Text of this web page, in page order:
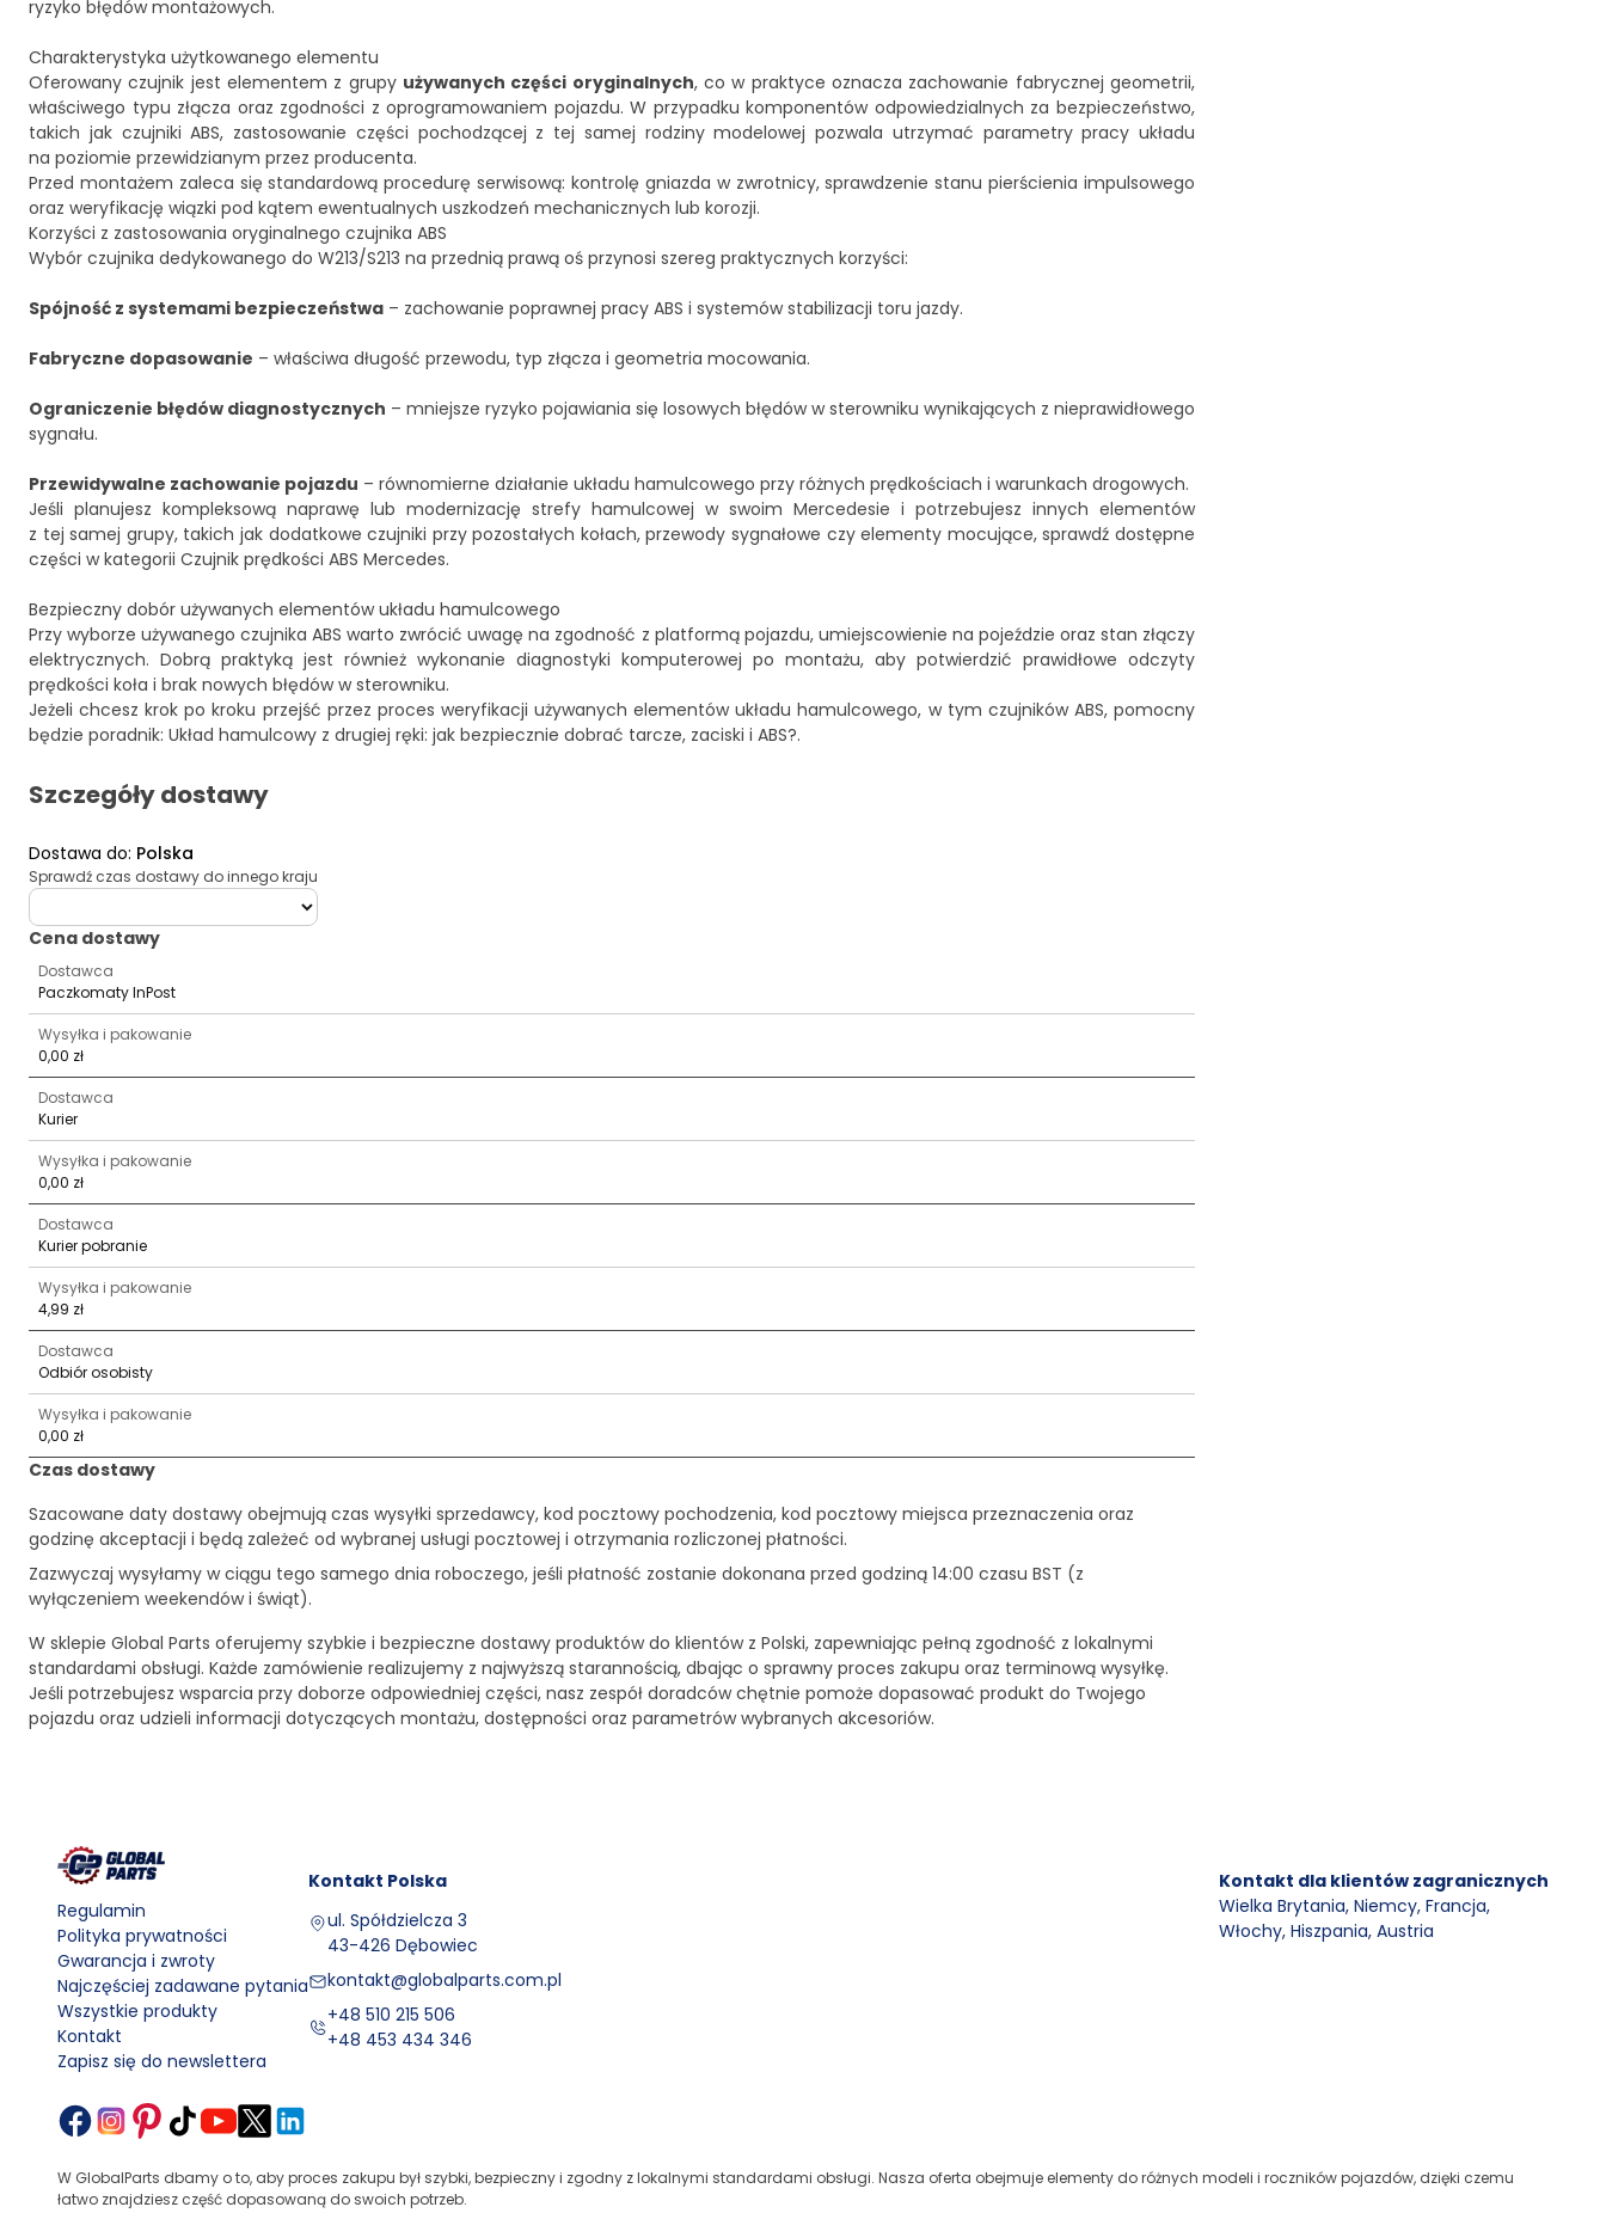
ryzyko błędów montażowych.
Charakterystyka użytkowanego elementu
Oferowany czujnik jest elementem z grupy używanych części oryginalnych, co w praktyce oznacza zachowanie fabrycznej geometrii,
właściwego typu złącza oraz zgodności z oprogramowaniem pojazdu. W przypadku komponentów odpowiedzialnych za bezpieczeństwo,
takich jak czujniki ABS, zastosowanie części pochodzącej z tej samej rodziny modelowej pozwala utrzymać parametry pracy układu
na poziomie przewidzianym przez producenta.
Przed montażem zaleca się standardową procedurę serwisową: kontrolę gniazda w zwrotnicy, sprawdzenie stanu pierścienia impulsowego
oraz weryfikację wiązki pod kątem ewentualnych uszkodzeń mechanicznych lub korozji.
Korzyści z zastosowania oryginalnego czujnika ABS
Wybór czujnika dedykowanego do W213/S213 na przednią prawą oś przynosi szereg praktycznych korzyści:
Spójność z systemami bezpieczeństwa – zachowanie poprawnej pracy ABS i systemów stabilizacji toru jazdy.
Fabryczne dopasowanie – właściwa długość przewodu, typ złącza i geometria mocowania.
Ograniczenie błędów diagnostycznych – mniejsze ryzyko pojawiania się losowych błędów w sterowniku wynikających z nieprawidłowego
sygnału.
Przewidywalne zachowanie pojazdu – równomierne działanie układu hamulcowego przy różnych prędkościach i warunkach drogowych.
Jeśli planujesz kompleksową naprawę lub modernizację strefy hamulcowej w swoim Mercedesie i potrzebujesz innych elementów
z tej samej grupy, takich jak dodatkowe czujniki przy pozostałych kołach, przewody sygnałowe czy elementy mocujące, sprawdź dostępne
części w kategorii Czujnik prędkości ABS Mercedes.
Bezpieczny dobór używanych elementów układu hamulcowego
Przy wyborze używanego czujnika ABS warto zwrócić uwagę na zgodność z platformą pojazdu, umiejscowienie na pojeździe oraz stan złączy
elektrycznych. Dobrą praktyką jest również wykonanie diagnostyki komputerowej po montażu, aby potwierdzić prawidłowe odczyty
prędkości koła i brak nowych błędów w sterowniku.
Jeżeli chcesz krok po kroku przejść przez proces weryfikacji używanych elementów układu hamulcowego, w tym czujników ABS, pomocny
będzie poradnik: Układ hamulcowy z drugiej ręki: jak bezpiecznie dobrać tarcze, zaciski i ABS?.
Szczegóły dostawy
Dostawa do: Polska
Sprawdź czas dostawy do innego kraju
deliveryCountry
Cena dostawy
Dostawca
Paczkomaty InPost
Wysyłka i pakowanie
0,00 zł
Dostawca
Kurier
Wysyłka i pakowanie
0,00 zł
Dostawca
Kurier pobranie
Wysyłka i pakowanie
4,99 zł
Dostawca
Odbiór osobisty
Wysyłka i pakowanie
0,00 zł
Czas dostawy
Szacowane daty dostawy obejmują czas wysyłki sprzedawcy, kod pocztowy pochodzenia, kod pocztowy miejsca przeznaczenia oraz
godzinę akceptacji i będą zależeć od wybranej usługi pocztowej i otrzymania rozliczonej płatności.
Zazwyczaj wysyłamy w ciągu tego samego dnia roboczego, jeśli płatność zostanie dokonana przed godziną 14:00 czasu BST (z
wyłączeniem weekendów i świąt).
W sklepie Global Parts oferujemy szybkie i bezpieczne dostawy produktów do klientów z Polski, zapewniając pełną zgodność z lokalnymi
standardami obsługi. Każde zamówienie realizujemy z najwyższą starannością, dbając o sprawny proces zakupu oraz terminową wysyłkę.
Jeśli potrzebujesz wsparcia przy doborze odpowiedniej części, nasz zespół doradców chętnie pomoże dopasować produkt do Twojego
pojazdu oraz udzieli informacji dotyczących montażu, dostępności oraz parametrów wybranych akcesoriów.
Regulamin
Polityka prywatności
Gwarancja i zwroty
Najczęściej zadawane pytania
Wszystkie produkty
Kontakt
Zapisz się do newslettera
Kontakt Polska
ul. Spółdzielcza 3
43-426 Dębowiec
kontakt@globalparts.com.pl
+48 510 215 506
+48 453 434 346
Kontakt dla klientów zagranicznych
Wielka Brytania, Niemcy, Francja,
Włochy, Hiszpania, Austria
W GlobalParts dbamy o to, aby proces zakupu był szybki, bezpieczny i zgodny z lokalnymi standardami obsługi. Nasza oferta obejmuje elementy do różnych modeli i roczników pojazdów, dzięki czemu
łatwo znajdziesz część dopasowaną do swoich potrzeb.